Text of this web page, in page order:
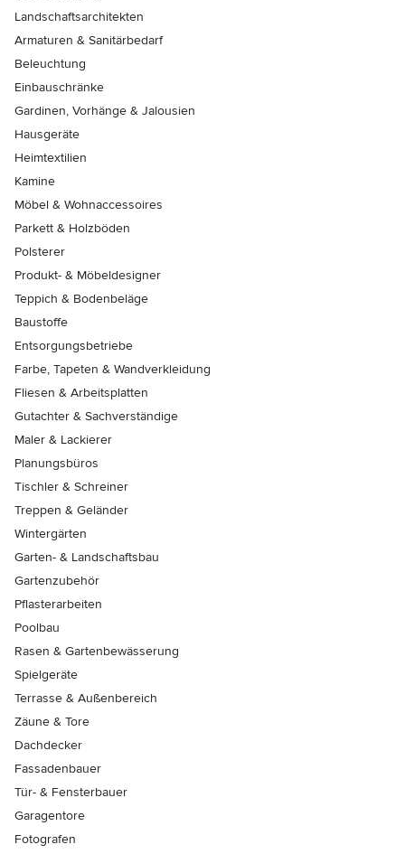
Landschaftsarchitekten
Armaturen & Sanitärbedarf
Beleuchtung
Einbauschränke
Gardinen, Vorhänge & Jalousien
Hausgeräte
Heimtextilien
Kamine
Möbel & Wohnaccessoires
Parkett & Holzböden
Polsterer
Produkt- & Möbeldesigner
Teppich & Bodenbeläge
Baustoffe
Entsorgungsbetriebe
Farbe, Tapeten & Wandverkleidung
Fliesen & Arbeitsplatten
Gutachter & Sachverständige
Maler & Lackierer
Planungsbüros
Tischler & Schreiner
Treppen & Geländer
Wintergärten
Garten- & Landschaftsbau
Gartenzubehör
Pflasterarbeiten
Poolbau
Rasen & Gartenbewässerung
Spielgeräte
Terrasse & Außenbereich
Zäune & Tore
Dachdecker
Fassadenbauer
Tür- & Fensterbauer
Garagentore
Fotografen